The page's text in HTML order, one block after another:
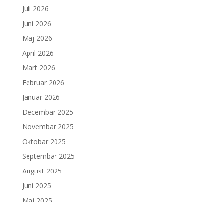
Juli 2026
Juni 2026
Maj 2026
April 2026
Mart 2026
Februar 2026
Januar 2026
Decembar 2025
Novembar 2025
Oktobar 2025
Septembar 2025
August 2025
Juni 2025